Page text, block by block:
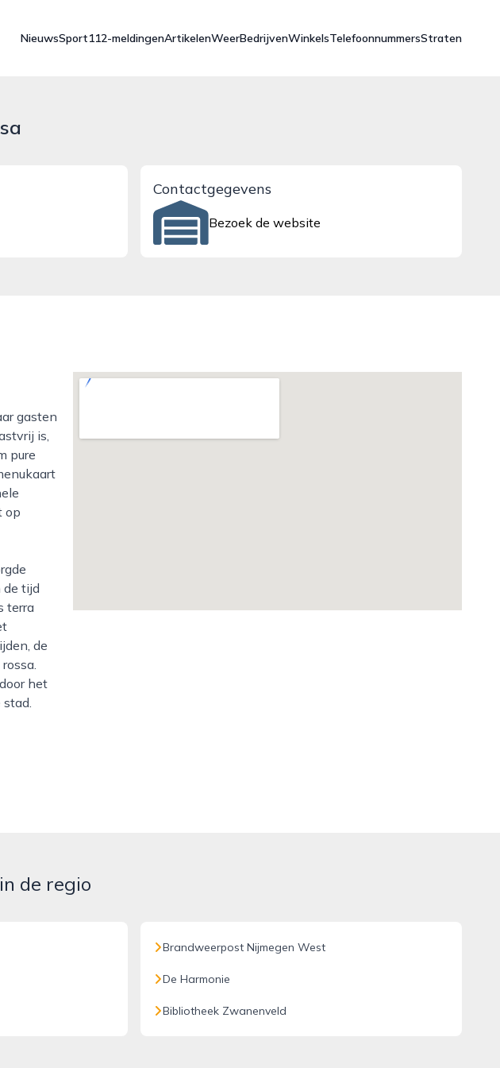
NieuwsSport112-meldingenArtikelenWeerBedrijvenWinkelsTelefoonnummersStraten
Contactgegevens
Bezoek de website
is,
pure
op
de tijd
terra
de
het
de regio
Brandweerpost Nijmegen West
De Harmonie
Bibliotheek Zwanenveld